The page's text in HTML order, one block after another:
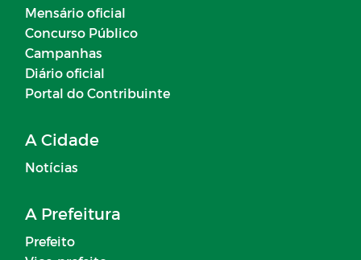
Mensário oficial
Concurso Público
Campanhas
Diário oficial
Portal do Contribuinte
A Cidade
Notícias
A Prefeitura
Prefeito